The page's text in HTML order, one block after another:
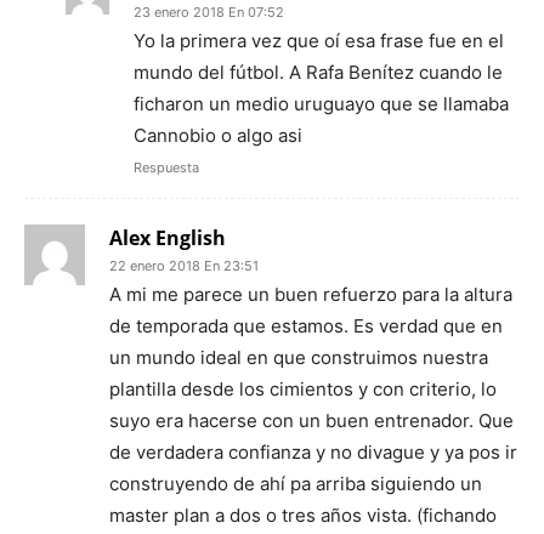
23 enero 2018 En 07:52
Yo la primera vez que oí esa frase fue en el
mundo del fútbol. A Rafa Benítez cuando le
ficharon un medio uruguayo que se llamaba
Cannobio o algo asi
Respuesta
Alex English
22 enero 2018 En 23:51
A mi me parece un buen refuerzo para la altura
de temporada que estamos. Es verdad que en
un mundo ideal en que construimos nuestra
plantilla desde los cimientos y con criterio, lo
suyo era hacerse con un buen entrenador. Que
de verdadera confianza y no divague y ya pos ir
construyendo de ahí pa arriba siguiendo un
master plan a dos o tres años vista. (fichando